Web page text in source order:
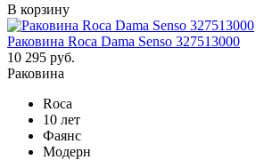
В корзину
Раковина Roca Dama Senso 327513000
10 295 руб.
Раковина
Roca
10 лет
Фаянс
Модерн